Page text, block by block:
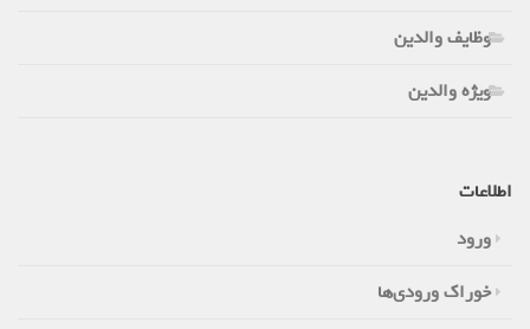
وظایف والدین
ویژه والدین
اطلاعات
ورود
خوراک ورودی‌ها